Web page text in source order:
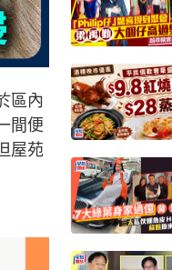
區內
間便
屋苑